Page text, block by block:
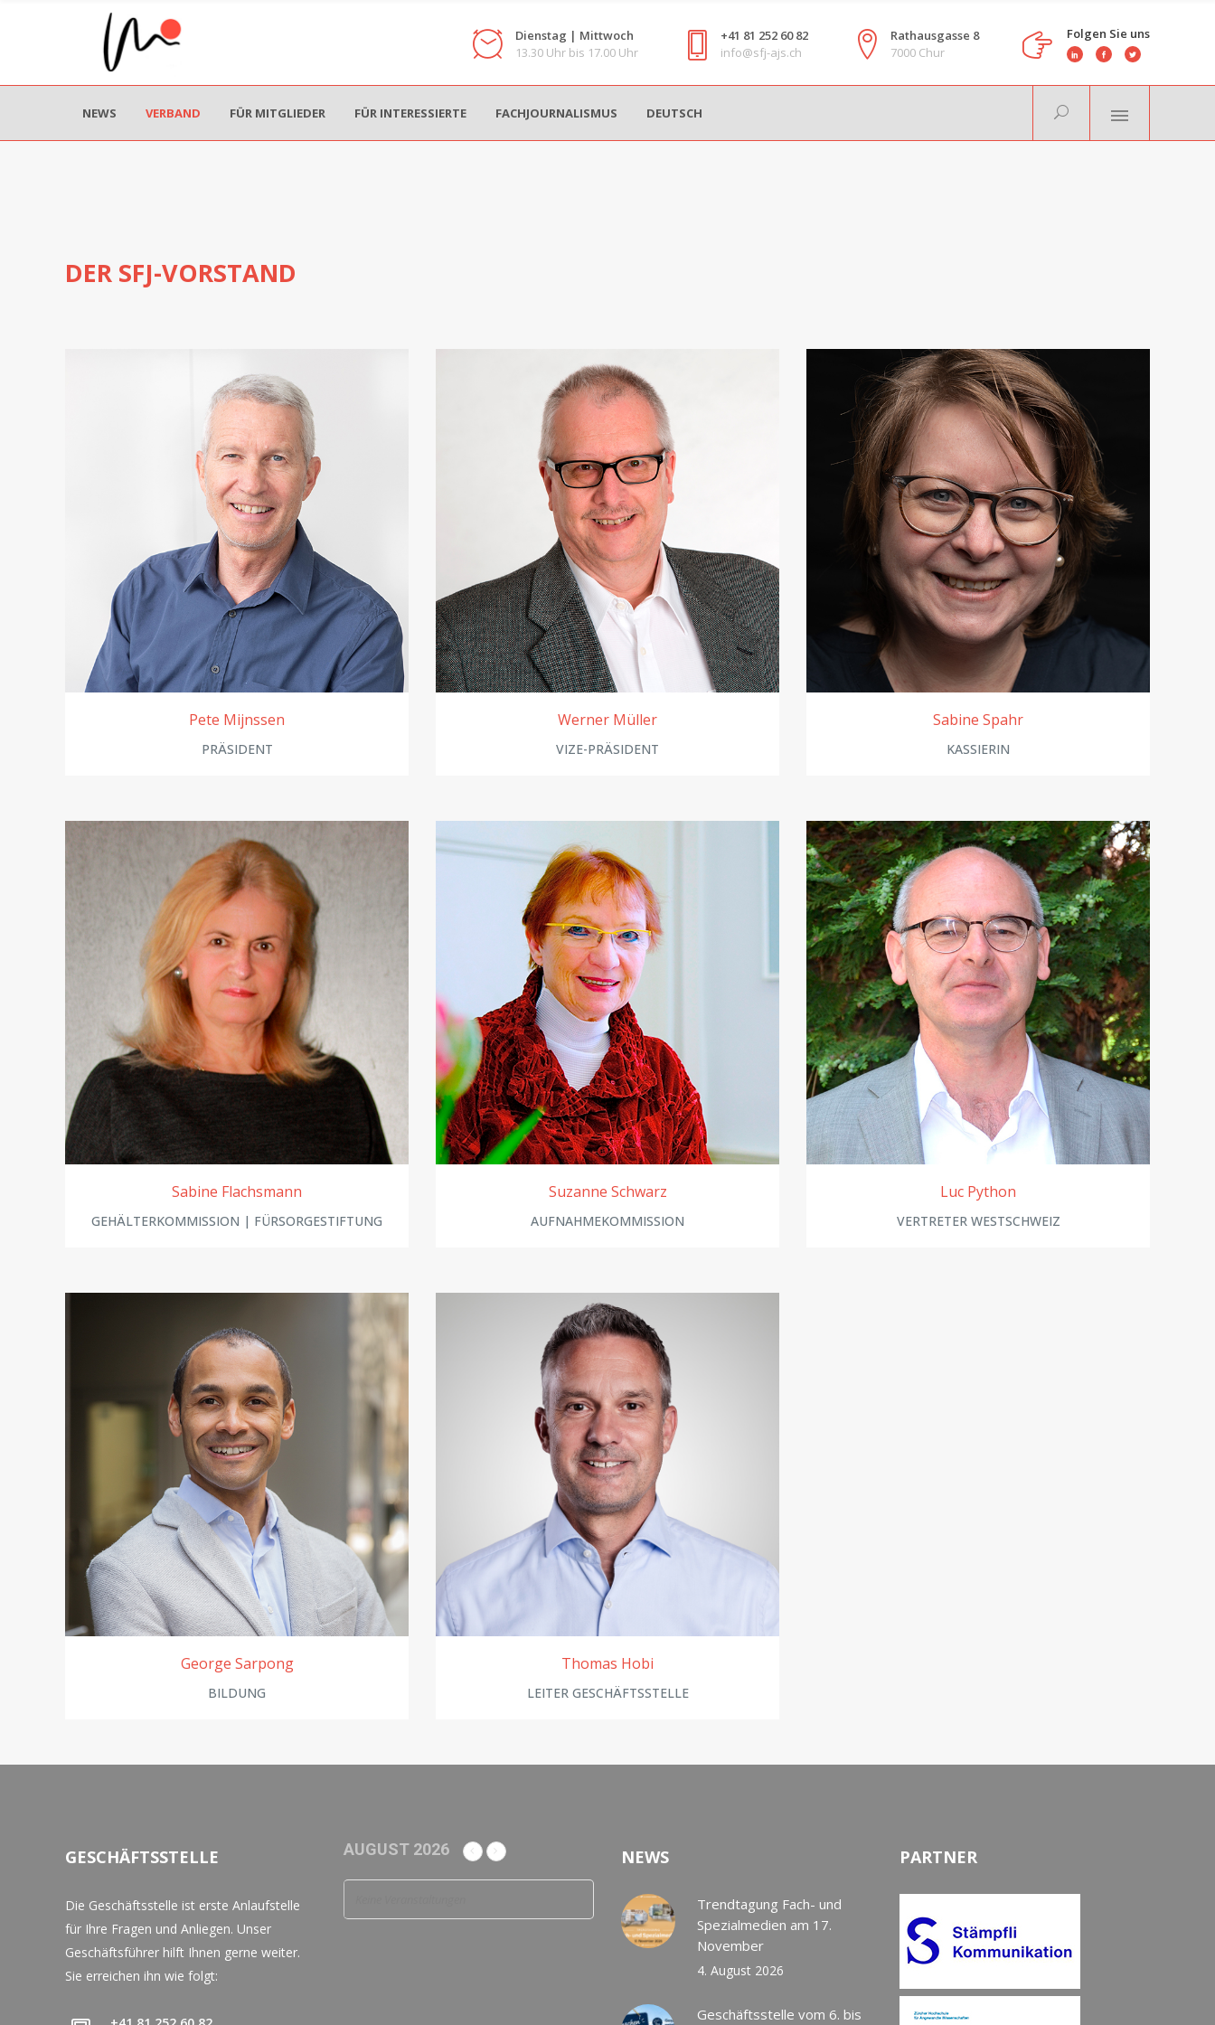
Dienstag | Mittwoch
13.30 Uhr bis 17.00 Uhr
+41 81 252 60 82
info@sfj-ajs.ch
Rathausgasse 8
7000 Chur
Folgen Sie uns
NEWS VERBAND FÜR MITGLIEDER FÜR INTERESSIERTE FACHJOURNALISMUS DEUTSCH
DER SFJ-VORSTAND
Pete Mijnssen
PRÄSIDENT
Werner Müller
VIZE-PRÄSIDENT
Sabine Spahr
KASSIERIN
Sabine Flachsmann
GEHÄLTERKOMMISSION | FÜRSORGESTIFTUNG
Suzanne Schwarz
AUFNAHMEKOMMISSION
Luc Python
VERTRETER WESTSCHWEIZ
George Sarpong
BILDUNG
Thomas Hobi
LEITER GESCHÄFTSSTELLE
GESCHÄFTSSTELLE
Die Geschäftsstelle ist erste Anlaufstelle
für Ihre Fragen und Anliegen. Unser
Geschäftsführer hilft Ihnen gerne weiter.
Sie erreichen ihn wie folgt:
AUGUST 2026 NEWS
Trendtagung Fach- und
Spezialmedien am 17.
November
4. August 2026
Geschäftsstelle vom 6. bis
PARTNER